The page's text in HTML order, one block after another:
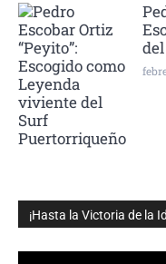
¡Hasta la Victoria de la